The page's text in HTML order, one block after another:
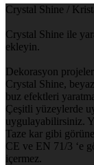
Crystal Shine /
Crystal Shine ile
ekleyin.
Dekorasyon
Crystal Shine,
buz efektleri
Çeşitli yüzeylerde
uygulayabilirsiniz.
Taze kar gibi
CE ve EN 71/3 ‘e
içermez.